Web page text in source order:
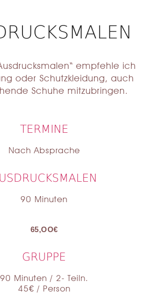
empfehle ich
oder Schutzkleidung, auch
Schuhe mitzubringen.
TERMINE
Nach Absprache
90 Minuten
65,OO€
GRUPPE
90 Minuten / 2- Teiln.
45€ / Person